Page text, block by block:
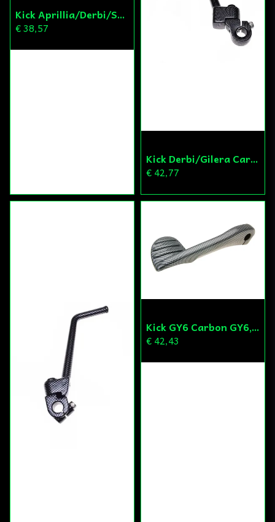
Kick Aprillia/Derbi/Susuki Silver
€ 38,57
Kick Derbi/Gilera Carbon 13mm
€ 42,77
Kick GY6 Carbon GY6,CPI,Peugeot,Minarelli
€ 42,43